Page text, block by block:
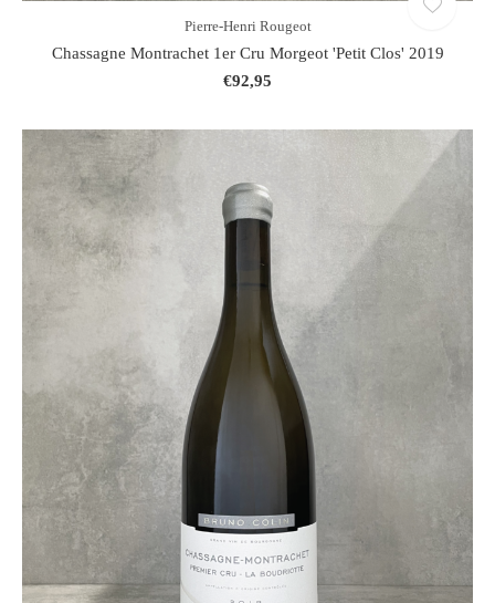
Pierre-Henri Rougeot
Chassagne Montrachet 1er Cru Morgeot 'Petit Clos' 2019
€92,95